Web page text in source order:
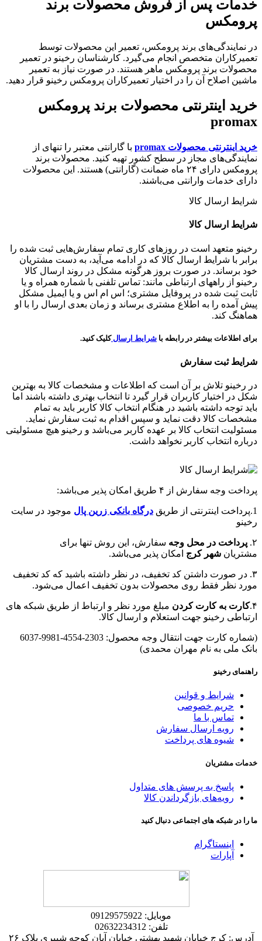
خدمات پس از فروش محصولات برند
پرومکس
در نمایندگی‌های برند پرومکس، تعمیر این محصولات توسط
تعمیرکاران متخصص انجام می‌گیرد. کارشناسان رخینو در تعمیر
محصولات برند پرومکس ماهر هستند. در صورت نیاز به تعمیر
ماشین اصلاح آن را در اختیار تعمیرکاران پرومکس رخینو قرار دهید.
خرید اینترنتی محصولات برند پرومکس
promax
خرید اینترنتی محصولات promax
با گارانتی معتبر را تنهای از
نمایندگی‌های مجاز در سطح کشور تهیه کنید. محصولات برند
پرومکس دارای ۲۴ ماه ضمانت (گارانتی) هستند. این محصولات
دارای خدمات وارانتی می‌باشند.
شرایط ارسال کالا
شرایط ارسال کالا
رخینو متعهد است در روزهای کاری تمام سفارش‌هایی ثبت شده را
برابر با شرایط ارسال کالا که در ادامه می‌آید، به دست مشتریان
خود برساند. در صورت بروز هرگونه مشکل در روند ارسال کالا
رخینو از راههای ارتباطی مانند: تماس تلفنی با شماره همراه و یا
ثابت ثبت شده در پروفایل مشتری؛ اس ام اس و یا ایمیل مشکل
پیش آمده را به اطلاع مشتری برساند و زمان بعدی ارسال را با او
هماهنگ کند.
برای اطلاعات بیشتر در رابطه با شرایط ارسال کلیک کنید.
شرایط ثبت سفارش
در رخینو تلاش بر آن است که اطلاعات و مشخصات کالا به بهترین
شکل در اختیار کاربران قرار گیرد تا انتخاب بهتری داشته باشند اما
باید توجه داشته باشید در هنگام انتخاب کالا کاربر باید به تمام
مشخصات کالا دقت نماید و سپس اقدام به ثبت سفارش نماید.
مسئولیت انتخاب کالا بر عهده کاربر می‌باشد و رخینو هیچ مسئولیتی
درباره انتخاب کاربر نخواهد داشت.
پرداخت وجه سفارش از ۴ طریق امکان پذیر می‌باشد:
1.پرداخت اینترنتی از طریق درگاه‌ بانکی زرین پال موجود در سایت
رخینو
۲. پرداخت در محل وجه سفارش، این روش تنها برای
مشتریان شهر کرج امکان پذیر می‌باشد.
۳. در صورت داشتن کد تخفیف، در نظر داشته باشید که کد تخفیف
مورد نظر فقط روی محصولات بدون تخفیف اعمال می‌شود.
۴. کارت به کارت کردن مبلغ مورد نظر و ارتباط از طریق شبکه های
ارتباطی رخینو جهت استعلام و ارسال کالا.
(شماره کارت جهت انتقال وجه محصول: 2303-4554-9981-6037
بانک ملی به نام مهران محمدی)
راهنمای رخینو
شرایط و قوانین
حریم خصوصی
تماس با ما
رویه ارسال سفارش
شیوه های پرداخت
خدمات مشتریان
پاسخ به پرسش های متداول
رویه‌های بازگرداندن کالا
ما را در شبکه های اجتماعی دنبال کنید
اینستاگرام
آپارات
موبایل: 09129575922
تلفن: 02632234312
آدرس: کرج خیابان شهید بهشتی خیابان آبان کوچه شبیری پلاک ۲۶